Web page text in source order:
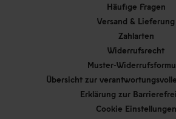
Häufige Fragen
Versand & Lieferung
Zahlarten
Widerrufsrecht
Muster-
Übersicht zur
Erklärung zur
Cookie Einstellungen